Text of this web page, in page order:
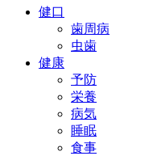
健口
歯周病
虫歯
健康
予防
栄養
病気
睡眠
食事